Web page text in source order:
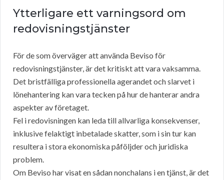
Ytterligare ett varningsord om
redovisningstjänster
För de som överväger att använda Beviso för
redovisningstjänster, är det kritiskt att vara vaksamma.
Det bristfälliga professionella agerandet och slarvet i
lönehantering kan vara tecken på hur de hanterar andra
aspekter av företaget.
Fel i redovisningen kan leda till allvarliga konsekvenser,
inklusive felaktigt inbetalade skatter, som i sin tur kan
resultera i stora ekonomiska påföljder och juridiska
problem.
Om Beviso har visat en sådan nonchalans i en tjänst, är det